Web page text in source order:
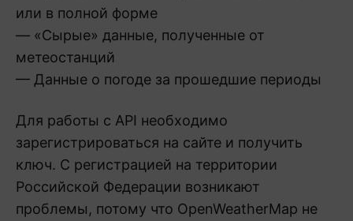
или в полной форме
— «Сырые» данные, полученные от
метеостанций
— Данные о погоде за прошедшие периоды
Для работы с API необходимо
зарегистрироваться на сайте и получить
ключ. С регистрацией на территории
Российской Федерации возникают
проблемы, потому что OpenWeatherMap не